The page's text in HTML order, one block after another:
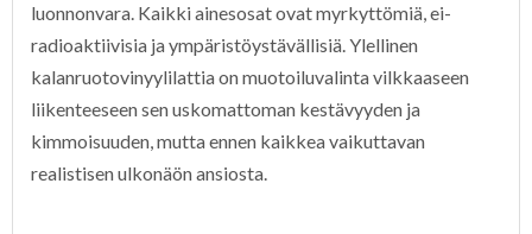
luonnonvara. Kaikki ainesosat ovat myrkyttömiä, ei-
radioaktiivisia ja ympäristöystävällisiä. Ylellinen
kalanruotovinyylilattia on muotoiluvalinta vilkkaaseen
liikenteeseen sen uskomattoman kestävyyden ja
kimmoisuuden, mutta ennen kaikkea vaikuttavan
realistisen ulkonäön ansiosta.